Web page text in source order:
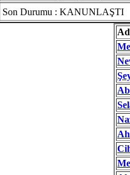
Son Durumu : KANUNLAŞTI